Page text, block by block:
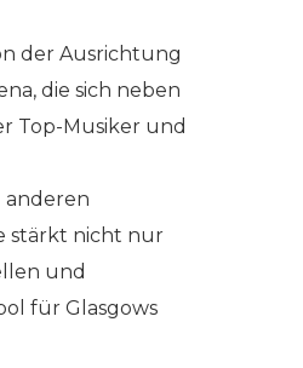
der Ausrichtung
die sich neben
Top-Musiker und
anderen
stärkt nicht nur
und
für Glasgows